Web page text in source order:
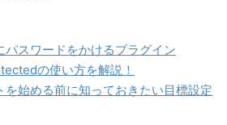
パスワードをかけるプラグイン
の使い方を解説！
を始める前に知っておきたい目標設定